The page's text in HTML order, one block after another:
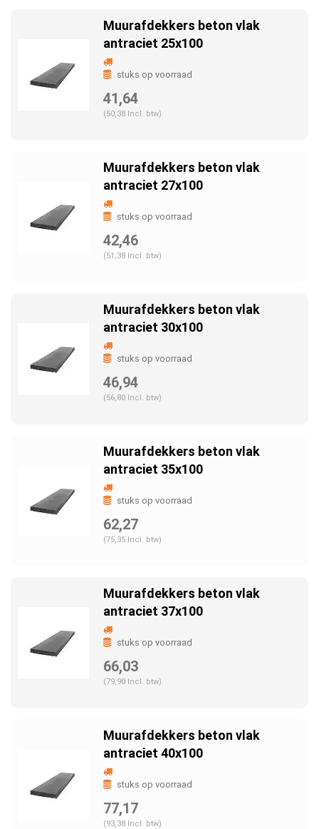
Muurafdekkers beton vlak
antraciet 25x100
stuks op voorraad
41,64
(50,38 Incl. btw)
Muurafdekkers beton vlak
antraciet 27x100
stuks op voorraad
42,46
(51,38 Incl. btw)
Muurafdekkers beton vlak
antraciet 30x100
stuks op voorraad
46,94
(56,80 Incl. btw)
Muurafdekkers beton vlak
antraciet 35x100
stuks op voorraad
62,27
(75,35 Incl. btw)
Muurafdekkers beton vlak
antraciet 37x100
stuks op voorraad
66,03
(79,90 Incl. btw)
Muurafdekkers beton vlak
antraciet 40x100
stuks op voorraad
77,17
(93,38 Incl. btw)